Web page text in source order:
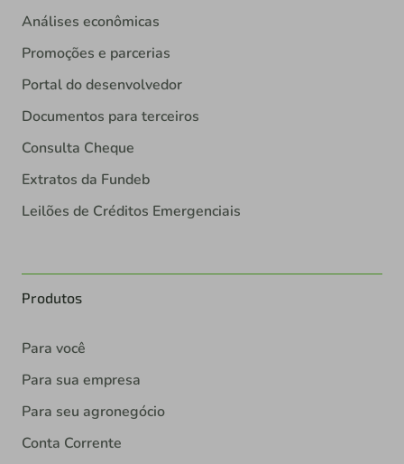
Análises econômicas
Promoções e parcerias
Portal do desenvolvedor
Documentos para terceiros
Consulta Cheque
Extratos da Fundeb
Leilões de Créditos Emergenciais
Produtos
Para você
Para sua empresa
Para seu agronegócio
Conta Corrente